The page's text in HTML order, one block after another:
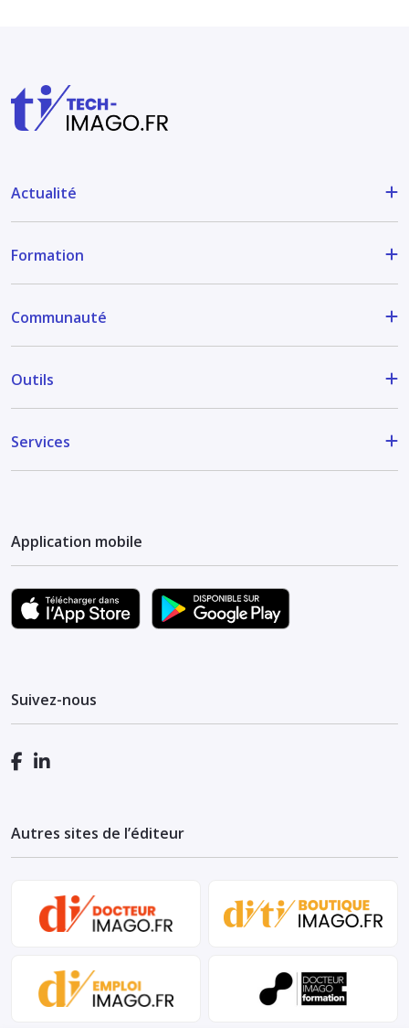
Actualité
Formation
Communauté
Outils
Services
Application mobile
Suivez-nous
Autres sites de l’éditeur